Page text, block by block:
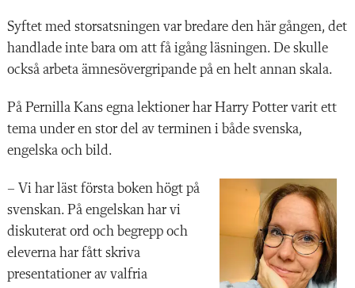
Syftet med storsatsningen var bredare den här gången, det
handlade inte bara om att få igång läsningen. De skulle
också arbeta ämnesövergripande på en helt annan skala.
På Pernilla Kans egna lektioner har Harry Potter varit ett
tema under en stor del av terminen i både svenska,
engelska och bild.
– Vi har läst första boken högt på
svenskan. På engelskan har vi
diskuterat ord och begrepp och
eleverna har fått skriva
presentationer av valfria